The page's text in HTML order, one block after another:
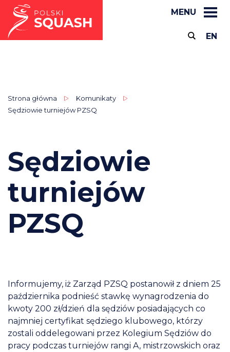
MENU
EN
Strona główna
Komunikaty
Sędziowie turniejów PZSQ
Sędziowie
turniejów
PZSQ
Informujemy, iż Zarząd PZSQ postanowił z dniem 25
października podnieść stawkę wynagrodzenia do
kwoty 200 zł/dzień dla sędziów posiadających co
najmniej certyfikat sędziego klubowego, którzy
zostali oddelegowani przez Kolegium Sędziów do
pracy podczas turniejów rangi A, mistrzowskich oraz